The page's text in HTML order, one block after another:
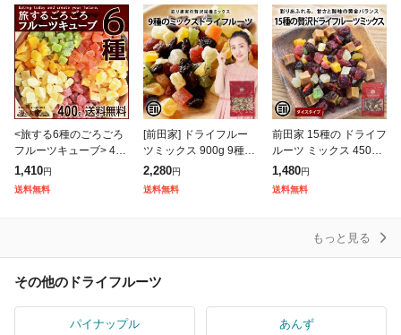
繊維 鉄分
パイヤ パ
ーツ 着色料・
<旅する6種のごろごろ
フルーツキューブ> 400
g ヨーグルトに入れて
も◎ キウイ ストロベリ
ー メロン マンゴー パ
1,410円
送料無料
[前田家] ドライフルー
ツミックス 900g 9種類
の贅沢ドライフルーツ
女性に嬉しい果物サプ
リメント ビタミン 食物
2,280円
送料無料
前田家 15種の ドライフ
ルーツ ミックス 450g
ドライフルーツミック
ス ミックスフルーツ ダ
イス おやつ ギフト ヨ
1,480円
送料無料
もっと見る
その他のドライフルーツ
パイナップル あんず